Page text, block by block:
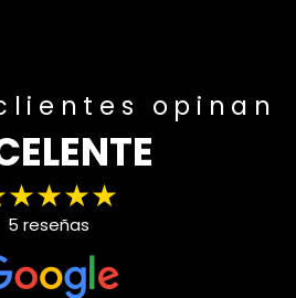
opinan
5 reseñas